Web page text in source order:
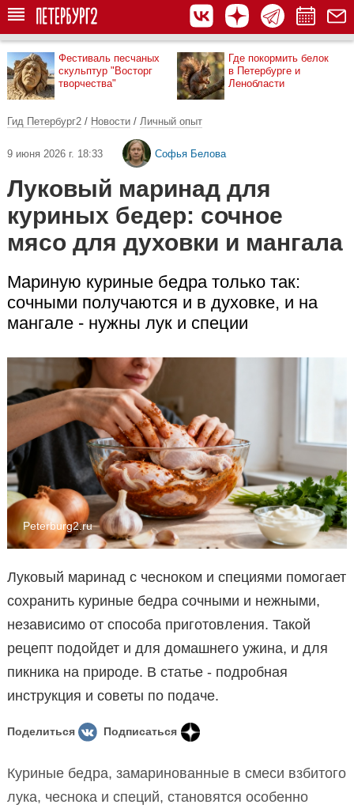
Фестиваль песчаных
скульптур "Восторг
творчества"
Где покормить белок
в Петербурге и
Ленобласти
Гид Петербург2 / Новости / Личный опыт
9 июня 2026 г. 18:33 Софья Белова
Луковый маринад для
куриных бедер: сочное
мясо для духовки и мангала
Мариную куриные бедра только так:
сочными получаются и в духовке, и на
мангале - нужны лук и специи
Peterburg2.ru
Луковый маринад с чесноком и специями помогает
сохранить куриные бедра сочными и нежными,
независимо от способа приготовления. Такой
рецепт подойдет и для домашнего ужина, и для
пикника на природе. В статье - подробная
инструкция и советы по подаче.
Поделиться Подписаться
Куриные бедра, замаринованные в смеси взбитого
лука, чеснока и специй, становятся особенно